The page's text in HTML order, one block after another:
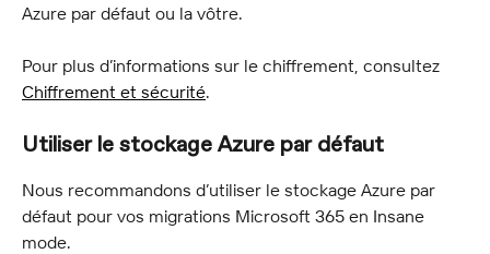
Azure par défaut ou la vôtre.
Pour plus d’informations sur le chiffrement, consultez
Chiffrement et sécurité.
Utiliser le stockage Azure par défaut
Nous recommandons d’utiliser le stockage Azure par
défaut pour vos migrations Microsoft 365 en Insane
mode.